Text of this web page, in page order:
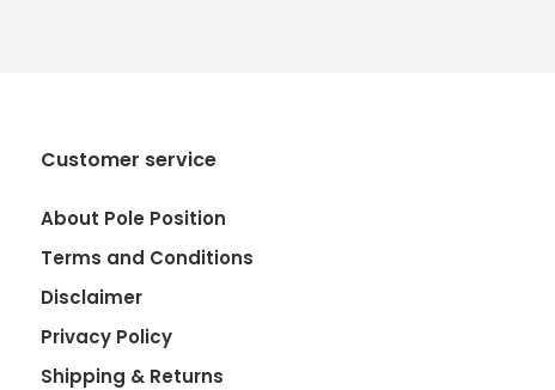
Customer service
About Pole Position
Terms and Conditions
Disclaimer
Privacy Policy
Shipping & Returns